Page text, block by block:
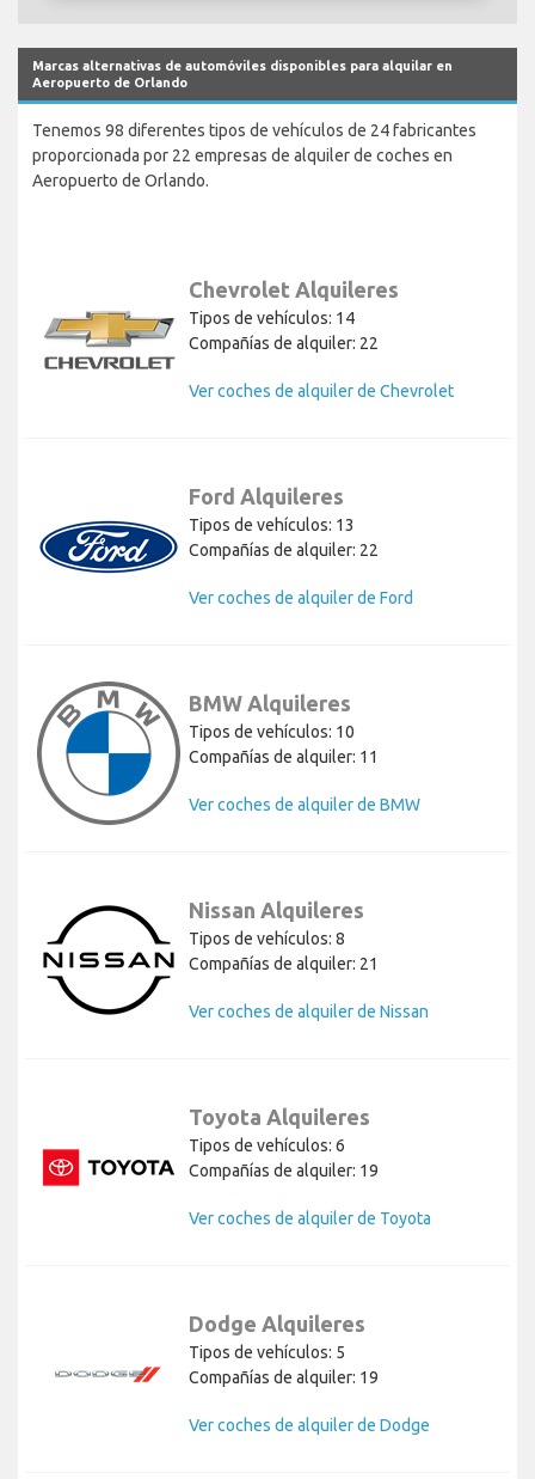
Marcas alternativas de automóviles disponibles para alquilar en
Aeropuerto de Orlando
Tenemos 98 diferentes tipos de vehículos de 24 fabricantes
proporcionada por 22 empresas de alquiler de coches en
Aeropuerto de Orlando.
Chevrolet Alquileres
Tipos de vehículos: 14
Compañías de alquiler: 22
Ver coches de alquiler de Chevrolet
Ford Alquileres
Tipos de vehículos: 13
Compañías de alquiler: 22
Ver coches de alquiler de Ford
BMW Alquileres
Tipos de vehículos: 10
Compañías de alquiler: 11
Ver coches de alquiler de BMW
Nissan Alquileres
Tipos de vehículos: 8
Compañías de alquiler: 21
Ver coches de alquiler de Nissan
Toyota Alquileres
Tipos de vehículos: 6
Compañías de alquiler: 19
Ver coches de alquiler de Toyota
Dodge Alquileres
Tipos de vehículos: 5
Compañías de alquiler: 19
Ver coches de alquiler de Dodge